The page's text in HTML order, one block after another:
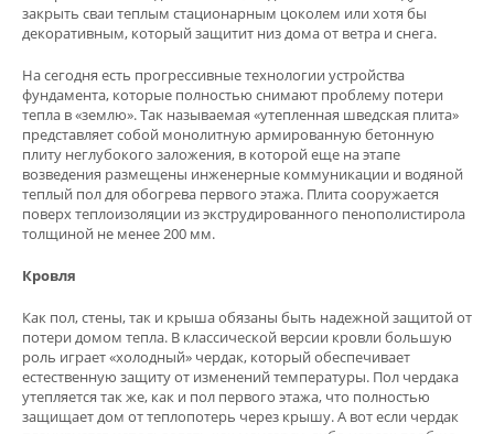
закрыть сваи теплым стационарным цоколем или хотя бы
декоративным, который защитит низ дома от ветра и снега.
На сегодня есть прогрессивные технологии устройства
фундамента, которые полностью снимают проблему потери
тепла в «землю». Так называемая «утепленная шведская плита»
представляет собой монолитную армированную бетонную
плиту неглубокого заложения, в которой еще на этапе
возведения размещены инженерные коммуникации и водяной
теплый пол для обогрева первого этажа. Плита сооружается
поверх теплоизоляции из экструдированного пенополистирола
толщиной не менее 200 мм.
Кровля
Как пол, стены, так и крыша обязаны быть надежной защитой от
потери домом тепла. В классической версии кровли большую
роль играет «холодный» чердак, который обеспечивает
естественную защиту от изменений температуры. Пол чердака
утепляется так же, как и пол первого этажа, что полностью
защищает дом от теплопотерь через крышу. А вот если чердак